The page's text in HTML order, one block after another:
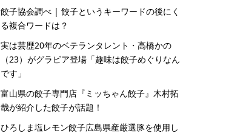
餃子協会調べ | 餃子というキーワードの後にく
る複合ワードは？
実は芸歴20年のベテランタレント・高橋かの
（23）がグラビア登場「趣味は餃子めぐりなん
です」
富山県の餃子専門店『ミッちゃん餃子』木村拓
哉が紹介した餃子が話題！
ひろしま塩レモン餃子広島県産厳選豚を使用し